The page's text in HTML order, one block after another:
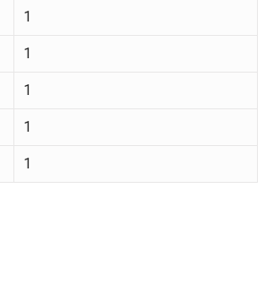
1
1
1
1
1